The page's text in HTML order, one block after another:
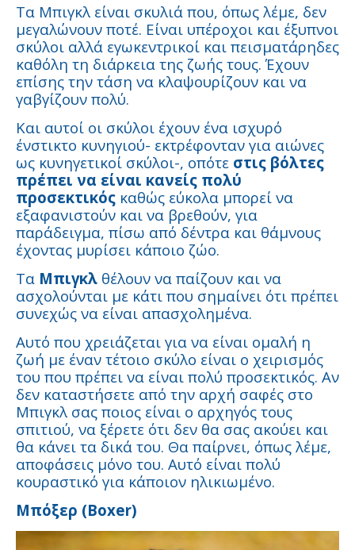
Τα Μπιγκλ είναι σκυλιά που, όπως λέμε, δεν
μεγαλώνουν ποτέ. Είναι υπέροχοι και έξυπνοι
σκύλοι αλλά εγωκεντρικοί και πεισματάρηδες
καθόλη τη διάρκεια της ζωής τους. Έχουν
επίσης την τάση να κλαψουρίζουν και να
γαβγίζουν πολύ.
Και αυτοί οι σκύλοι έχουν ένα ισχυρό
ένστικτο κυνηγιού- εκτρέφονταν για αιώνες
ως κυνηγετικοί σκύλοι-, οπότε στις βόλτες
πρέπει να είναι κανείς πολύ
προσεκτικός καθώς εύκολα μπορεί να
εξαφανιστούν και να βρεθούν, για
παράδειγμα, πίσω από δέντρα και θάμνους
έχοντας μυρίσει κάποιο ζώο.
Τα Μπιγκλ θέλουν να παίζουν και να
ασχολούνται με κάτι που σημαίνει ότι πρέπει
συνεχώς να είναι απασχολημένα.
Αυτό που χρειάζεται για να είναι ομαλή η
ζωή με έναν τέτοιο σκύλο είναι ο χειρισμός
του που πρέπει να είναι πολύ προσεκτικός. Αν
δεν καταστήσετε από την αρχή σαφές στο
Μπιγκλ σας ποιος είναι ο αρχηγός τους
σπιτιού, να ξέρετε ότι δεν θα σας ακούει και
θα κάνει τα δικά του. Θα παίρνει, όπως λέμε,
αποφάσεις μόνο του. Αυτό είναι πολύ
κουραστικό για κάποιον ηλικιωμένο.
Μπόξερ (Boxer)